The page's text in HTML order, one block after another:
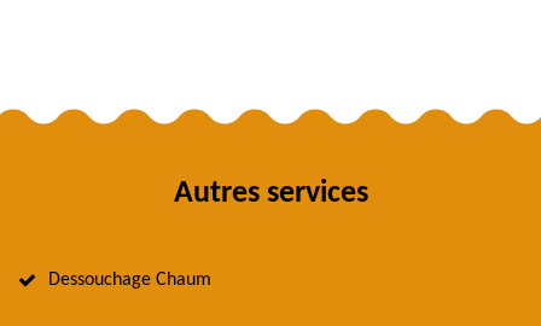
Autres services
Dessouchage Chaum